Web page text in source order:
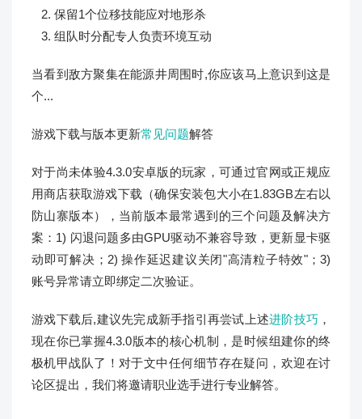
保留1个位移技能应对地形杀
组队时分配专人负责环境互动
当看到敌方聚集在能源井周围时,你应该马上意识到这是
个...
游戏下载与版本更新常见问题解答
对于尚未体验4.3.0安卓版的玩家，可通过官网或正规应
用商店获取游戏下载（确保安装包大小在1.83GB左右以
防山寨版本），当前版本最常遇到的三个问题及解决方
案：1) 闪退问题多由GPU驱动不兼容导致，更新显卡驱
动即可解决；2) 操作延迟建议关闭"高清粒子特效"；3)
账号异常请立即绑定二次验证。
游戏下载后,建议先完成新手指引再尝试上述进阶技巧 ，
现在你已掌握4.3.0版本的核心机制，是时候组建你的终
极机甲战队了！对于文中任何细节存在疑问，欢迎在讨
论区提出，我们将邀请职业选手进行专业解答。